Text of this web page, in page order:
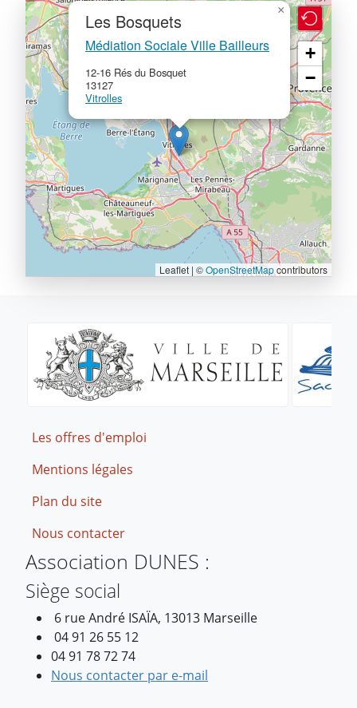
Les Bosquets
Médiation Sociale Ville Bailleurs
12-16 Rés du Bosquet
13127
Vitrolles
×
+
−
Leaflet | ©OpenStreetMapcontributors
Footer
Les offres d'emploi
Mentions légales
Plan du site
Nous contacter
Association DUNES :
Siège social
6 rue André ISAÏA, 13013 Marseille
04 91 26 55 12
04 91 78 72 74
Nous contacter par e-mail